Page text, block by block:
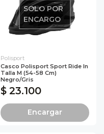
SOLO POR
ENCARGO
Polisport
Casco Polisport Sport Ride In
Talla M (54-58 Cm)
Negro/Gris
$ 23.100
Encargar